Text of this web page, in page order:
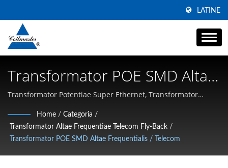
LATINE
Transformator POE SMD Altae
Frequentialis / Telecom |
Manufactor Inductoris
Potentiae Altae Currentis |
Coilmaster Electronics
Transformator Potentiae Super Ethernet, Transformator
Currentis, Chokes Modorum Communium, et Magnetica Altae
Frequentiae
Home / Categoria /
Transformator Altae Frequentiae Telecom Fly-Back /
Transformator POE SMD Altae Frequentialis / Telecom